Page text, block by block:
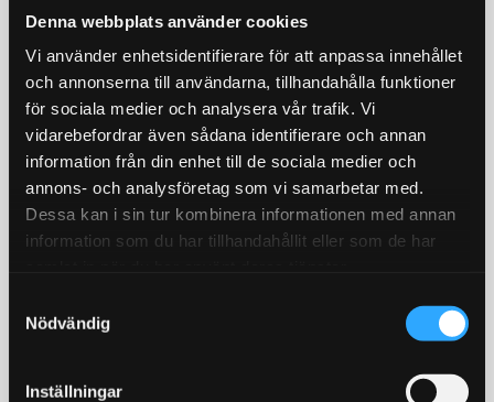
Denna webbplats använder cookies
Vi använder enhetsidentifierare för att anpassa innehållet
och annonserna till användarna, tillhandahålla funktioner
för sociala medier och analysera vår trafik. Vi
vidarebefordrar även sådana identifierare och annan
information från din enhet till de sociala medier och
annons- och analysföretag som vi samarbetar med.
Dessa kan i sin tur kombinera informationen med annan
information som du har tillhandahållit eller som de har
Nödvändig
Inställningar
Foliatec, flera olika färger!
bromsoksfärg / Välj färg i
rullistan
429KR
Lägg till i favoriter
GST450 450L/h in tank
450l/timman
1 679KR
Lägg till i favoriter
18% STORSÄLJARE!